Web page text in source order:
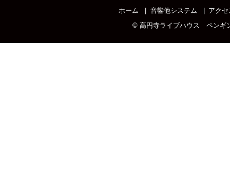
ホーム 音響他システム
アクセ
© 高円寺ライブハウス ペンギ